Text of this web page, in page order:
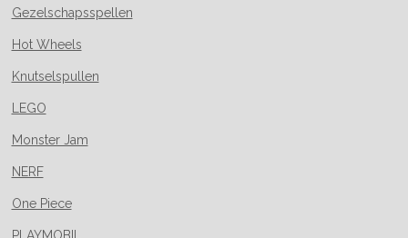
Gezelschapsspellen
Hot Wheels
Knutselspullen
LEGO
Monster Jam
NERF
One Piece